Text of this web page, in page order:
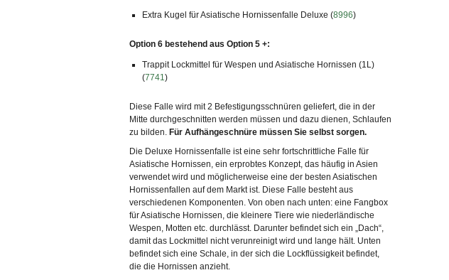
Extra Kugel für Asiatische Hornissenfalle Deluxe (8996)
Option 6 bestehend aus Option 5 +:
Trappit Lockmittel für Wespen und Asiatische Hornissen (1L)
(7741)
Diese Falle wird mit 2 Befestigungsschnüren geliefert, die in der
Mitte durchgeschnitten werden müssen und dazu dienen, Schlaufen
zu bilden. Für Aufhängeschnüre müssen Sie selbst sorgen.
Die Deluxe Hornissenfalle ist eine sehr fortschrittliche Falle für
Asiatische Hornissen, ein erprobtes Konzept, das häufig in Asien
verwendet wird und möglicherweise eine der besten Asiatischen
Hornissenfallen auf dem Markt ist. Diese Falle besteht aus
verschiedenen Komponenten. Von oben nach unten: eine Fangbox
für Asiatische Hornissen, die kleinere Tiere wie niederländische
Wespen, Motten etc. durchlässt. Darunter befindet sich ein „Dach“,
damit das Lockmittel nicht verunreinigt wird und lange hält. Unten
befindet sich eine Schale, in der sich die Lockflüssigkeit befindet,
die die Hornissen anzieht.